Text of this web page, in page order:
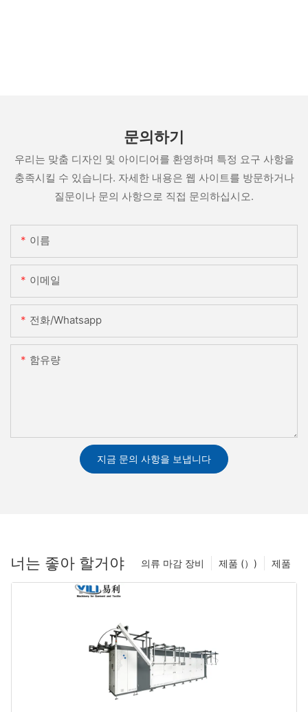
문의하기
우리는 맞춤 디자인 및 아이디어를 환영하며 특정 요구 사항을
충족시킬 수 있습니다. 자세한 내용은 웹 사이트를 방문하거나
질문이나 문의 사항으로 직접 문의하십시오.
이름
이메일
전화/whatsapp
함유량
지금 문의 사항을 보냅니다
너는 좋아 할거야 제품
제품 (）)
의류 마감 장비